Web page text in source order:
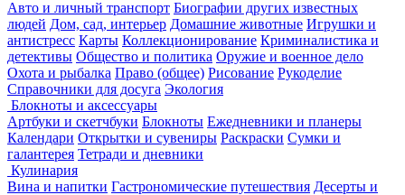
Авто и личный транспорт Биографии других известных
людей Дом, сад, интерьер Домашние животные Игрушки и
антистресс Карты Коллекционирование Криминалистика и
детективы Общество и политика Оружие и военное дело
Охота и рыбалка Право (общее) Рисование Рукоделие
Справочники для досуга Экология
Блокноты и аксессуары
Артбуки и скетчбуки Блокноты Ежедневники и планеры
Календари Открытки и сувениры Раскраски Сумки и
галантерея Тетради и дневники
Кулинария
Вина и напитки Гастрономические путешествия Десерты и